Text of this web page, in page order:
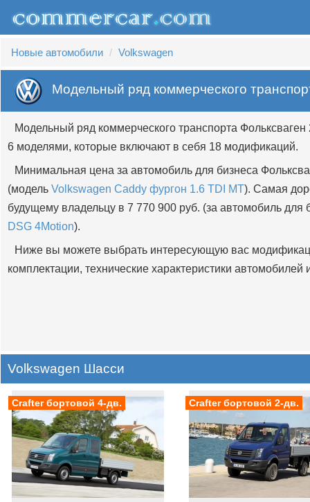
Новые автомобили Volkswagen
Модельный ряд коммерческого
Модельный ряд коммерческого транспорта
6 моделями, которые включают в себя 18 модификаций.
Минимальная цена за автомобиль для бизнеса
(модель Volkswagen Caddy фургон 1.6 TDI MT). Самая
будущему владельцу в 7 770 900 руб. (за автомобиль для
DSG 4Motion).
Ниже вы можете выбрать интересующую вас
комплектации, технические характеристики
Volkswagen Шасси
Crafter бортовой 4-дв. Crafter бортовой 2-дв.